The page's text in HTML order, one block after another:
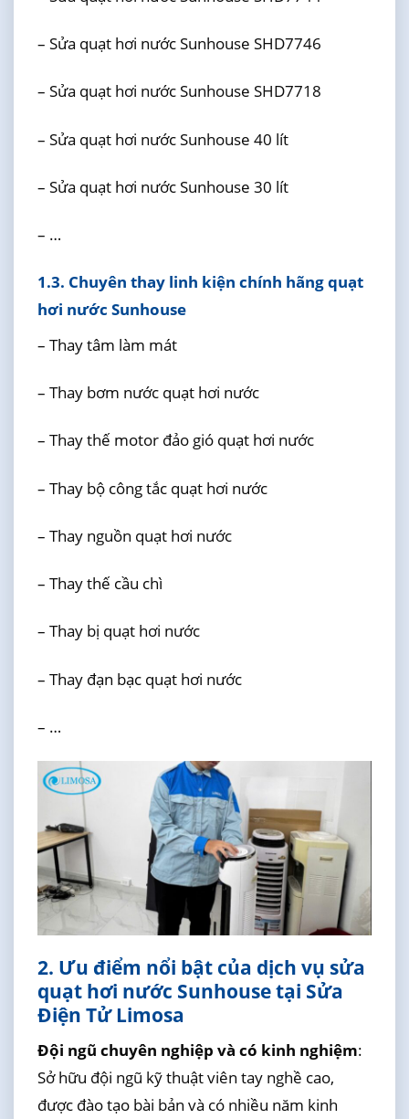
– Sửa quạt hơi nước Sunhouse SHD7746
– Sửa quạt hơi nước Sunhouse SHD7718
– Sửa quạt hơi nước Sunhouse 40 lít
– Sửa quạt hơi nước Sunhouse 30 lít
– …
1.3. Chuyên thay linh kiện chính hãng quạt
hơi nước Sunhouse
– Thay tâm làm mát
– Thay bơm nước quạt hơi nước
– Thay thế motor đảo gió quạt hơi nước
– Thay bộ công tắc quạt hơi nước
– Thay nguồn quạt hơi nước
– Thay thế cầu chì
– Thay bị quạt hơi nước
– Thay đạn bạc quạt hơi nước
– …
2. Ưu điểm nổi bật của dịch vụ sửa
quạt hơi nước Sunhouse tại Sửa
Điện Tử Limosa
Đội ngũ chuyên nghiệp và có kinh nghiệm:
Sở hữu đội ngũ kỹ thuật viên tay nghề cao,
được đào tạo bài bản và có nhiều năm kinh